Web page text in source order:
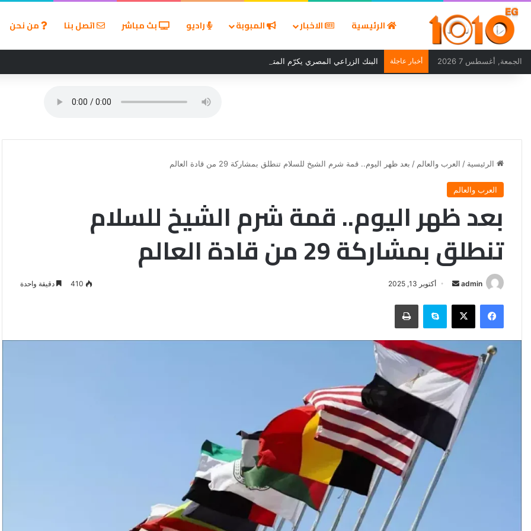
الرئيسية الاخبار المبوبة راديو بث مباشر اتصل بنا من نحن
الجمعة, أغسطس 7 2026 أخبار عاجلة البنك الزراعي المصري يكرّم المتميزين في مسابقة القروض الشخصية بعد نتائج قوية بالربع الأول من 2026
الرئيسية / العرب والعالم / بعد ظهر اليوم.. قمة شرم الشيخ للسلام تنطلق بمشاركة 29 من قادة العالم
العرب والعالم
بعد ظهر اليوم.. قمة شرم الشيخ للسلام
تنطلق بمشاركة 29 من قادة العالم
admin
أرسل
إلكترونيا
أكتوبر 13, 2025 410 دقيقة واحدة
فيسبوك ‫X سكايب طباعة